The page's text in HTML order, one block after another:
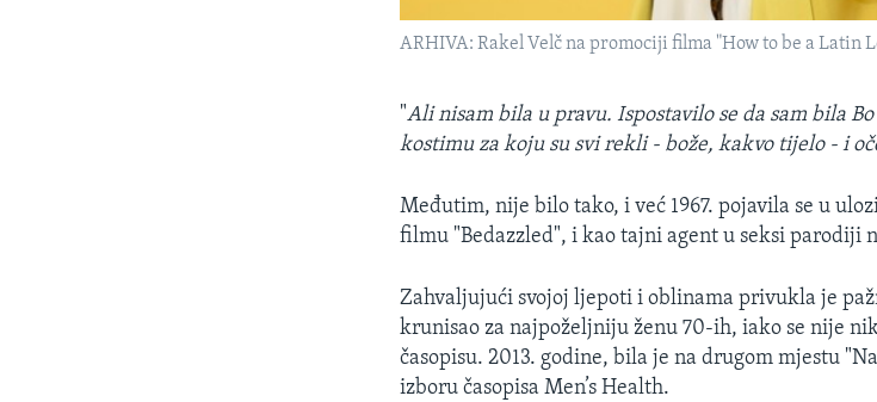
ARHIVA: Rakel Velč na promociji filma "How to be a Latin
"Ali nisam bila u pravu. Ispostavilo se da sam bila
kostimu za koju su svi rekli - bože, kakvo tijelo - i
Međutim, nije bilo tako, i već 1967. pojavila se u
filmu "Bedazzled", i kao tajni agent u seksi parodiji
Zahvaljujući svojoj ljepoti i oblinama privukla je
krunisao za najpoželjniju ženu 70-ih, iako se nije
časopisu. 2013. godine, bila je na drugom mjestu
izboru časopisa Men’s Health.